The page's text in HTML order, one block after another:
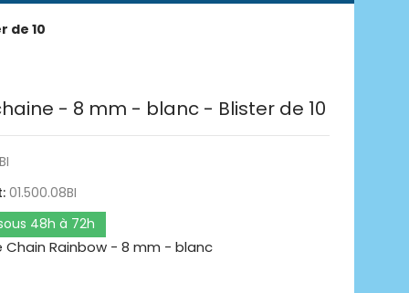
de 10
- 8 mm - blanc - Blister de 10
01.500.08BI
48h à 72h
Chain Rainbow - 8 mm - blanc